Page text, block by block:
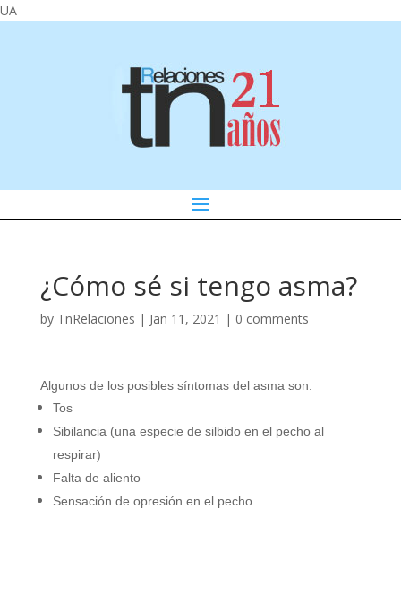
UA
¿Cómo sé si tengo asma?
by TnRelaciones | Jan 11, 2021 | 0 comments
Algunos de los posibles síntomas del asma son:
Tos
Sibilancia (una especie de silbido en el pecho al
respirar)
Falta de aliento
Sensación de opresión en el pecho